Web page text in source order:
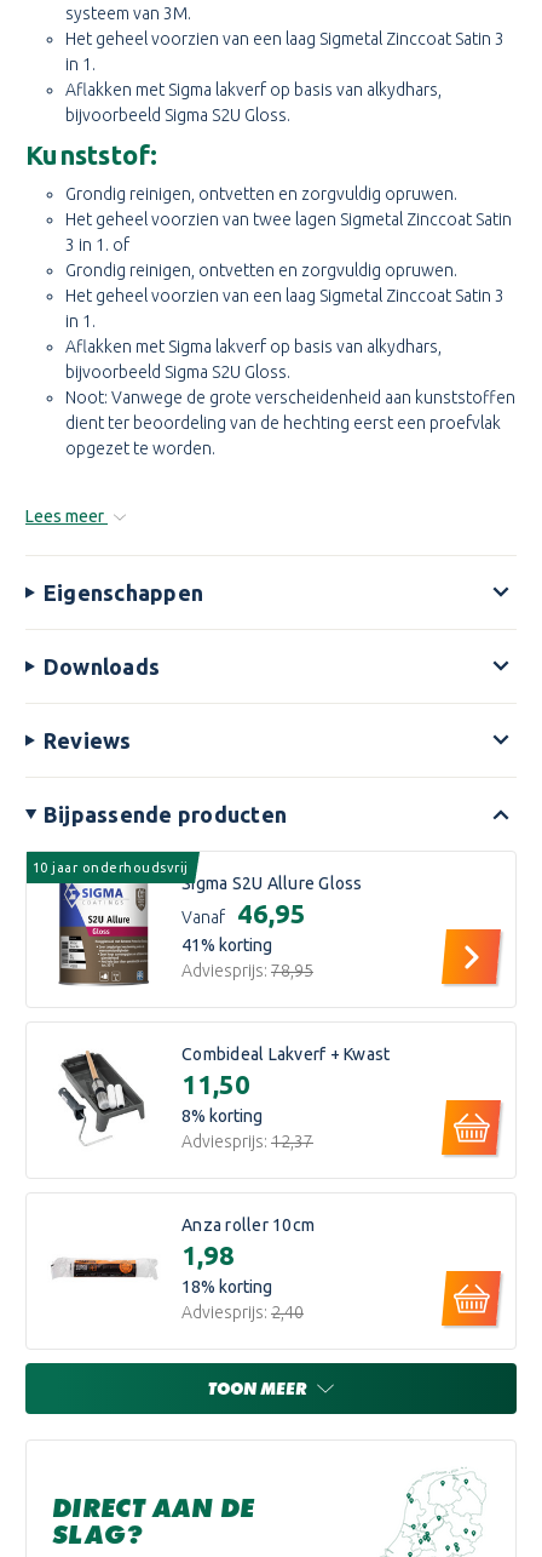
systeem van 3M.
Het geheel voorzien van een laag Sigmetal Zinccoat Satin 3
in 1.
Aflakken met Sigma lakverf op basis van alkydhars,
bijvoorbeeld Sigma S2U Gloss.
Kunststof:
Grondig reinigen, ontvetten en zorgvuldig opruwen.
Het geheel voorzien van twee lagen Sigmetal Zinccoat Satin
3 in 1. of
Grondig reinigen, ontvetten en zorgvuldig opruwen.
Het geheel voorzien van een laag Sigmetal Zinccoat Satin 3
in 1.
Aflakken met Sigma lakverf op basis van alkydhars,
bijvoorbeeld Sigma S2U Gloss.
Noot: Vanwege de grote verscheidenheid aan kunststoffen
dient ter beoordeling van de hechting eerst een proefvlak
opgezet te worden.
Lees meer
Eigenschappen
Downloads
Reviews
Bijpassende producten
10 jaar onderhoudsvrij
Sigma S2U Allure Gloss
Vanaf
€46,95
41% korting
Adviesprijs: €78,95
Combideal Lakverf + Kwast
€11,50
8% korting
Adviesprijs: €12,37
Anza roller 10cm
€1,98
18% korting
Adviesprijs: €2,40
TOON MEER
DIRECT AAN DE
SLAG?